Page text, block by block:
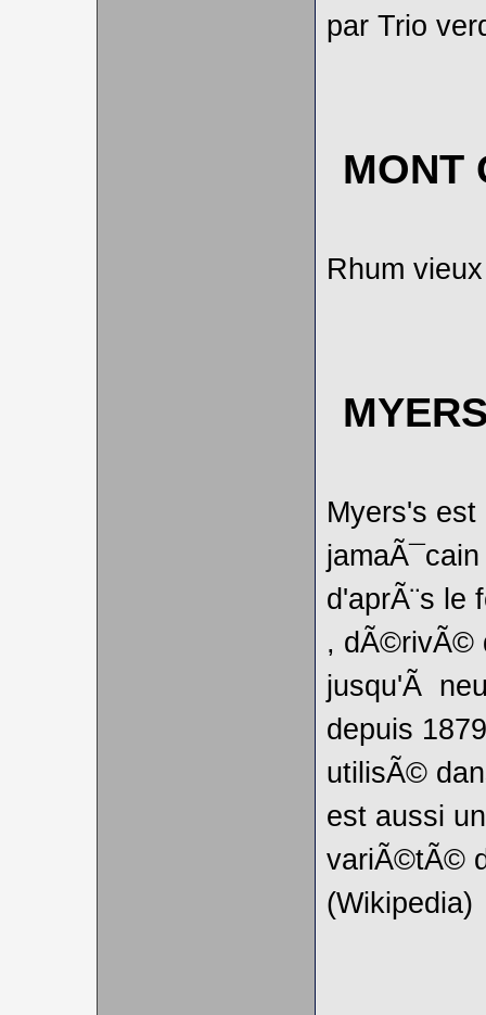
par Trio
MONT
Rhum
Myers's est
d'aprÃ¨s le
, dÃ©rivÃ©
jusqu'Ã
depuis
utilisÃ©
est aussi
variÃ©tÃ©
(Wikipedia)